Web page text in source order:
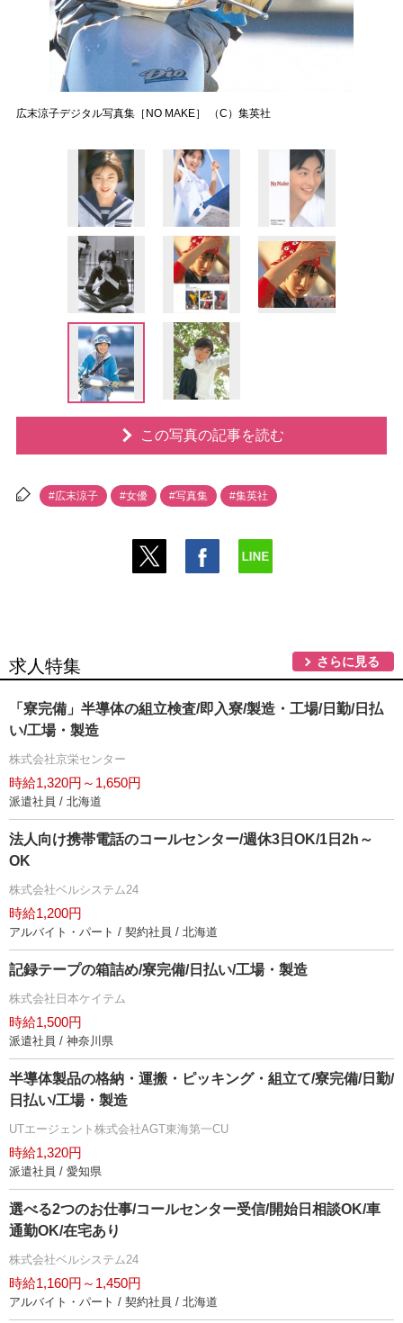
広末涼子デジタル写真集［NO MAKE］ （C）集英社
この写真の記事を読む
#広末涼子 #女優 #写真集 #集英社
求人特集 さらに見る
「寮完備」半導体の組立検査/即入寮/製造・工場/日勤/日払
い/工場・製造
株式会社京栄センター
時給1,320円～1,650円
派遣社員 / 北海道
法人向け携帯電話のコールセンター/週休3日OK/1日2h～
OK
株式会社ベルシステム24
時給1,200円
アルバイト・パート / 契約社員 / 北海道
記録テープの箱詰め/寮完備/日払い/工場・製造
株式会社日本ケイテム
時給1,500円
派遣社員 / 神奈川県
半導体製品の格納・運搬・ピッキング・組立て/寮完備/日勤/
日払い/工場・製造
UTエージェント株式会社AGT東海第一CU
時給1,320円
派遣社員 / 愛知県
選べる2つのお仕事/コールセンター受信/開始日相談OK/車
通勤OK/在宅あり
株式会社ベルシステム24
時給1,160円～1,450円
アルバイト・パート / 契約社員 / 北海道